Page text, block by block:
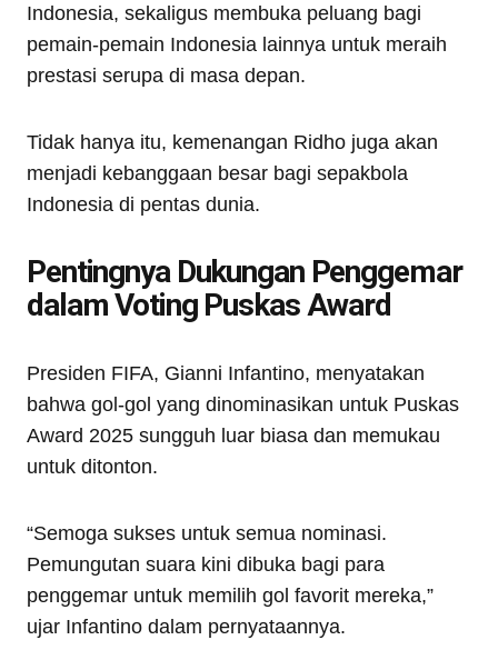
Indonesia, sekaligus membuka peluang bagi
pemain-pemain Indonesia lainnya untuk meraih
prestasi serupa di masa depan.
Tidak hanya itu, kemenangan Ridho juga akan
menjadi kebanggaan besar bagi sepakbola
Indonesia di pentas dunia.
Pentingnya Dukungan Penggemar
dalam Voting Puskas Award
Presiden FIFA, Gianni Infantino, menyatakan
bahwa gol-gol yang dinominasikan untuk Puskas
Award 2025 sungguh luar biasa dan memukau
untuk ditonton.
“Semoga sukses untuk semua nominasi.
Pemungutan suara kini dibuka bagi para
penggemar untuk memilih gol favorit mereka,”
ujar Infantino dalam pernyataannya.